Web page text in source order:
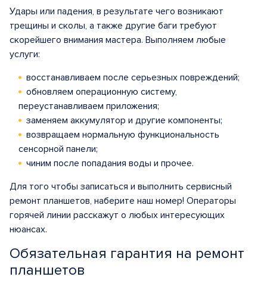
Удары или падения, в результате чего возникают
трещины и сколы, а также другие баги требуют
скорейшего внимания мастера. Выполняем любые
услуги:
восстанавливаем после серьезных повреждений;
обновляем операционную систему,
переустанавливаем приложения;
заменяем аккумулятор и другие компоненты;
возвращаем нормальную функциональность
сенсорной панели;
чиним после попадания воды и прочее.
Для того чтобы записаться и выполнить сервисный
ремонт планшетов, наберите наш номер! Операторы
горячей линии расскажут о любых интересующих
нюансах.
Обязательная гарантия на ремонт
планшетов